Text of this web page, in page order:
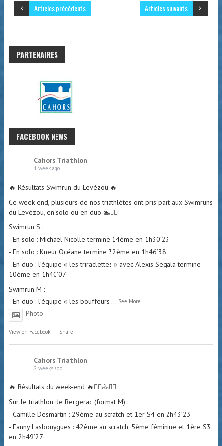
Articles suivants
Articles précédents
PARTENAIRES
FACEBOOK NEWS
Cahors Triathlon
1 week ago
🔥 Résultats Swimrun du Levézou 🔥
Ce week-end, plusieurs de nos triathlètes ont pris part aux Swimruns
du Levézou, en solo ou en duo 🏊🏃‍♂️
Swimrun S :
- En solo : Michael Nicolle termine 14ème en 1h30’23
- En solo : Kneur Océane termine 32ème en 1h46’38
- En duo : l’équipe « les triraclettes » avec Alexis Segala termine
10ème en 1h40’07
Swimrun M :
- En duo : l’équipe « les bouffeurs ... See More
Photo
View on Facebook · Share
Cahors Triathlon
2 weeks ago
🔥 Résultats du week-end 🔥🏊‍♀️🚴🏃‍♂️
Sur le triathlon de Bergerac (format M) :
- Camille Desmartin : 29ème au scratch et 1er S4 en 2h43’23
- Fanny Lasbouygues : 42ème au scratch, 5ème féminine et 1ère S3
en 2h49’27